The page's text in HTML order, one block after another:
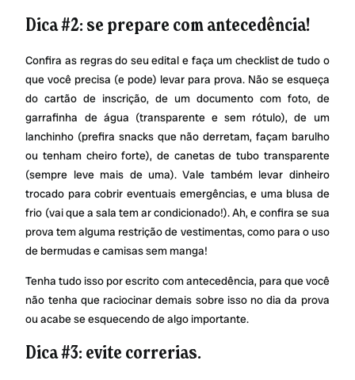
Dica #2: se prepare com antecedência!
Confira as regras do seu edital e faça um checklist de tudo o
que você precisa (e pode) levar para prova. Não se esqueça
do cartão de inscrição, de um documento com foto, de
garrafinha de água (transparente e sem rótulo), de um
lanchinho (prefira snacks que não derretam, façam barulho
ou tenham cheiro forte), de canetas de tubo transparente
(sempre leve mais de uma). Vale também levar dinheiro
trocado para cobrir eventuais emergências, e uma blusa de
frio (vai que a sala tem ar condicionado!). Ah, e confira se sua
prova tem alguma restrição de vestimentas, como para o uso
de bermudas e camisas sem manga!
Tenha tudo isso por escrito com antecedência, para que você
não tenha que raciocinar demais sobre isso no dia da prova
ou acabe se esquecendo de algo importante.
Dica #3: evite correrias.